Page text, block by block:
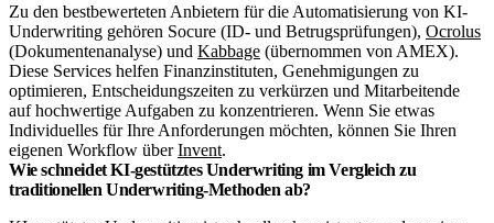
Zu den bestbewerteten Anbietern für die Automatisierung von KI-
Underwriting gehören Socure (ID- und Betrugsprüfungen), Ocrolus
(Dokumentenanalyse) und Kabbage (übernommen von AMEX).
Diese Services helfen Finanzinstituten, Genehmigungen zu
optimieren, Entscheidungszeiten zu verkürzen und Mitarbeitende
auf hochwertige Aufgaben zu konzentrieren. Wenn Sie etwas
Individuelles für Ihre Anforderungen möchten, können Sie Ihren
eigenen Workflow überInvent.
Wie schneidet KI-gestütztes Underwriting im Vergleich zu
traditionellen Underwriting-Methoden ab?